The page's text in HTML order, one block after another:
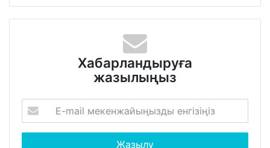
Хабарландыруға
жазылыңыз